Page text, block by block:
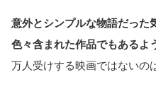
意外とシンプルな物語だった
色々含まれた作品でもあるよ
万人受けする映画ではないの